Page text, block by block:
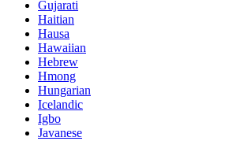
Gujarati
Haitian
Hausa
Hawaiian
Hebrew
Hmong
Hungarian
Icelandic
Igbo
Javanese